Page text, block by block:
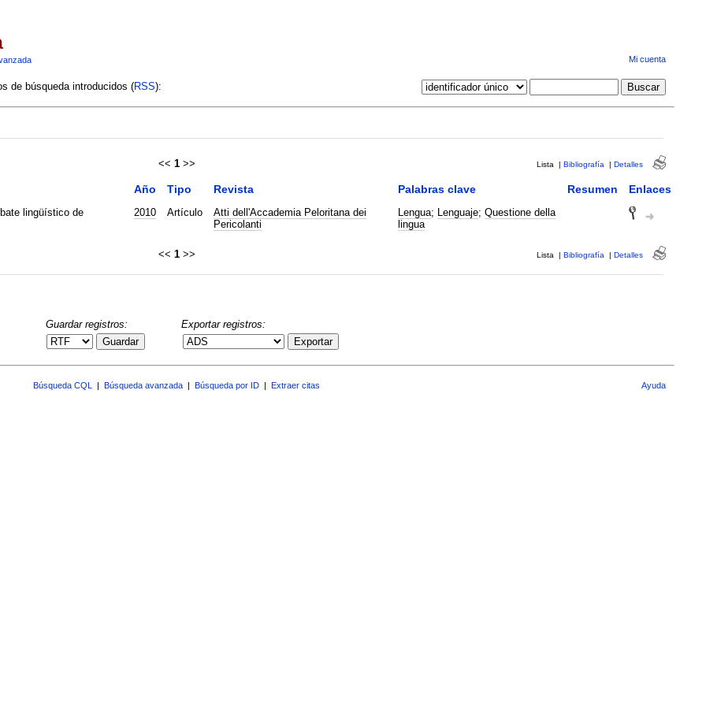
Mi cuenta
de búsqueda introducidos (RSS):
<< 1 >> Lista | Bibliografía | Detalles
Año Tipo Revista Palabras clave Resumen Enlaces
lingüístico de
2010 Artículo
Atti dell'Accademia Peloritana dei
Pericolanti
Lengua; Lenguaje; Questione della
lingua
<< 1 >> Lista | Bibliografía | Detalles
Guardar registros:
Guardar
Exportar registros:
Exportar
Búsqueda CQL Búsqueda avanzada Búsqueda por ID Extraer citas Ayuda